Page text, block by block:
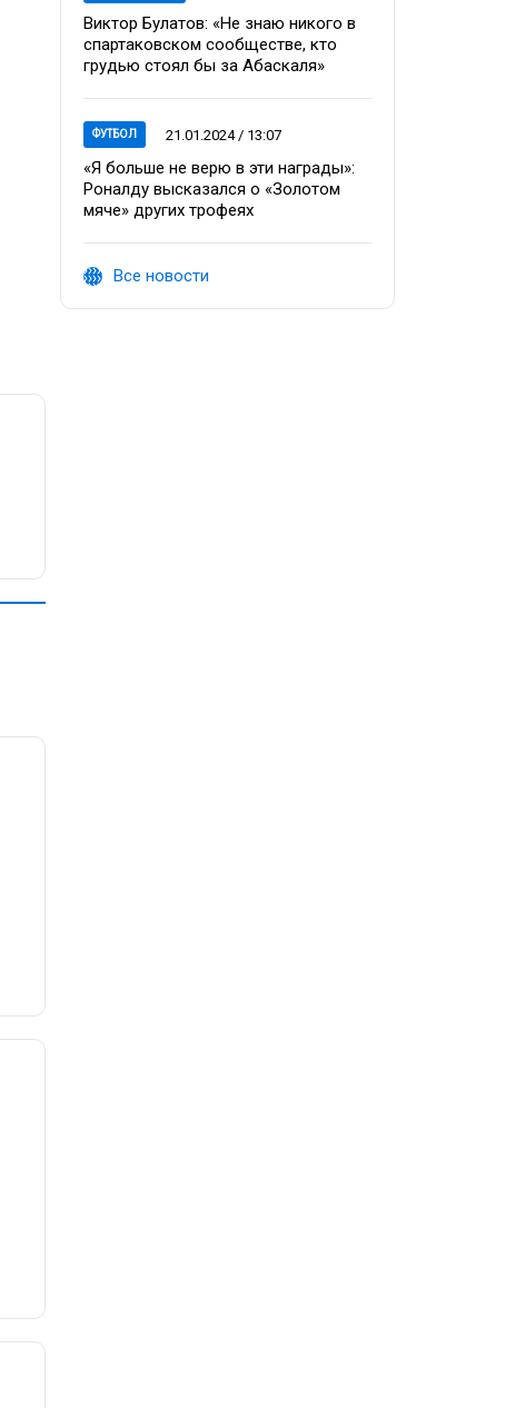
Виктор Булатов: «Не знаю никого в
спартаковском сообществе, кто
грудью стоял бы за Абаскаля»
ФУТБОЛ 21.01.2024 / 13:07
«Я больше не верю в эти награды»:
Роналду высказался о «Золотом
мяче» других трофеях
Все новости